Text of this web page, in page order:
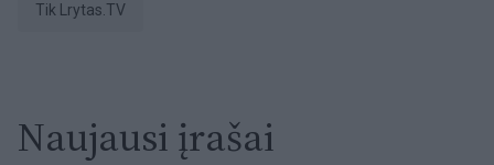
tik Lrytas.TV
Naujausi įrašai